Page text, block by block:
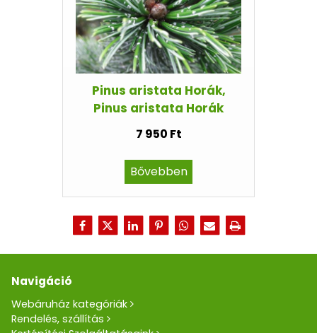
Pinus aristata Horák,
Pinus aristata Horák
7 950 Ft
Bővebben
Navigáció
Webáruház kategóriák
Rendelés, szállítás